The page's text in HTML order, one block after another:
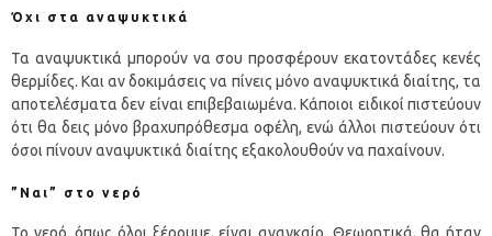
Όχι στα αναψυκτικά
Τα αναψυκτικά μπορούν να σου προσφέρουν εκατοντάδες κενές
θερμίδες. Και αν δοκιμάσεις να πίνεις μόνο αναψυκτικά διαίτης, τα
αποτελέσματα δεν είναι επιβεβαιωμένα. Κάποιοι ειδικοί πιστεύουν
ότι θα δεις μόνο βραχυπρόθεσμα οφέλη, ενώ άλλοι πιστεύουν ότι
όσοι πίνουν αναψυκτικά διαίτης εξακολουθούν να παχαίνουν.
”Ναι” στο νερό